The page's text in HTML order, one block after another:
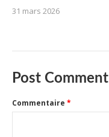
31 mars 2026
Post Comment
Commentaire *